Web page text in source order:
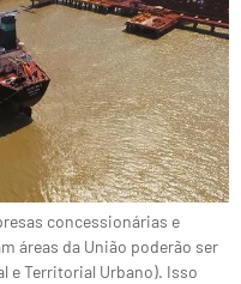
concessionárias e
áreas da União poderão ser
e Territorial Urbano). Isso